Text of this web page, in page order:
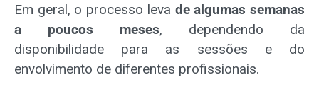
Em geral, o processo leva de algumas semanas
a poucos meses, dependendo da
disponibilidade para as sessões e do
envolvimento de diferentes profissionais.